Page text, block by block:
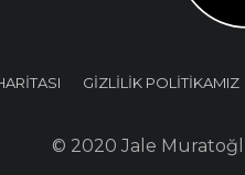
GİZLİLİK POLİTİKAMIZ
© 2020 Jale